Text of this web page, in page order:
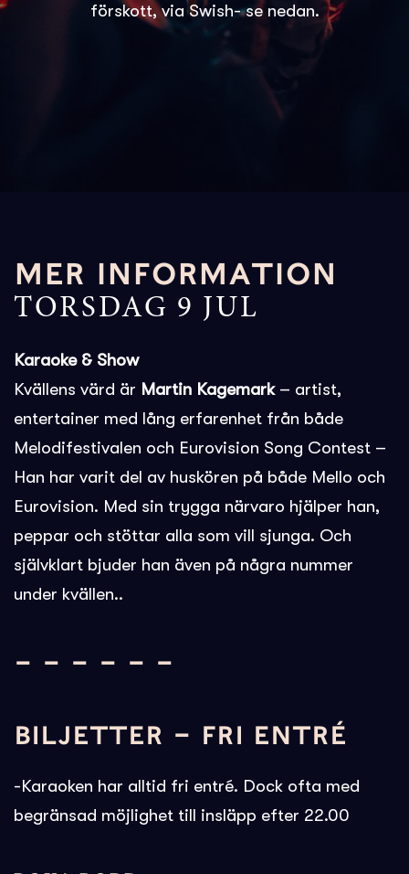
förskott, via Swish- se nedan.
MER INFORMATION
TORSDAG 9 JUL
Karaoke & Show
Kvällens värd är Martin Kagemark– artist,
entertainer med lång erfarenhet från både
Melodifestivalen och Eurovision Song Contest –
Han har varit del av huskören på både Mello och
Eurovision. Med sin trygga närvaro hjälper han,
peppar och stöttar alla som vill sjunga. Och
självklart bjuder han även på några nummer
under kvällen..
– – – – – –
BILJETTER – FRI ENTRÉ
-Karaoken har alltid fri entré. Dock ofta med
begränsad möjlighet till insläpp efter 22.00